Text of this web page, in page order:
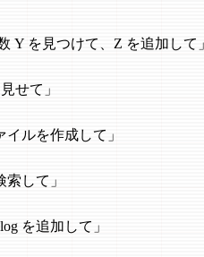
Y を見つけて、Z を追加して
せて」
ルを作成して」
して」
を追加して」